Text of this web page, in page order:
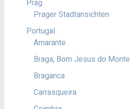
Prag
Prager Stadtansichten
Portugal
Amarante
Braga, Bom Jesus do Monte
Braganca
Carrasqueira